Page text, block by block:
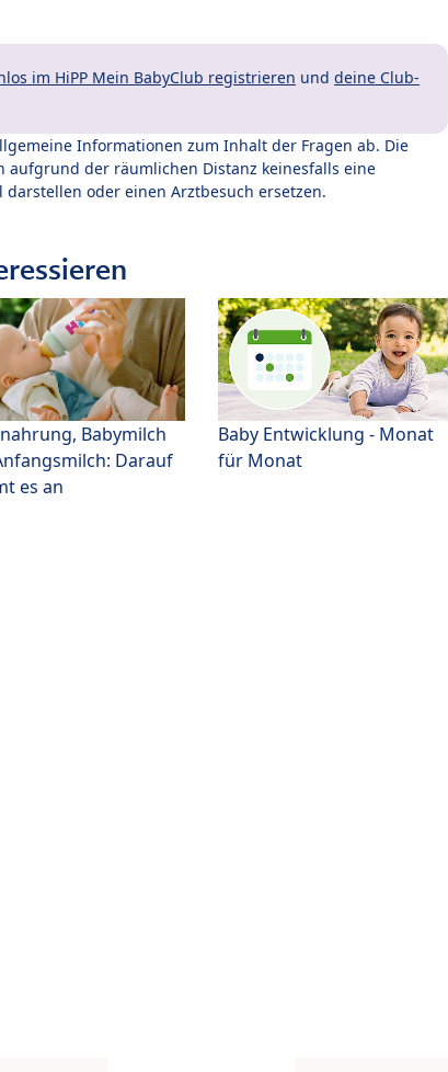
im HiPP Mein BabyClub registrieren und deine Club-
Informationen zum Inhalt der Fragen ab. Die
der räumlichen Distanz keinesfalls eine
oder einen Arztbesuch ersetzen.
Babymilch
Darauf
es an
Baby Entwicklung - Monat
für Monat